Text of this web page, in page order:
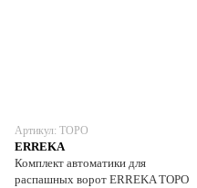
Артикул: TOPO
ERREKA
Комплект автоматики для
распашных ворот ERREKA TOPO